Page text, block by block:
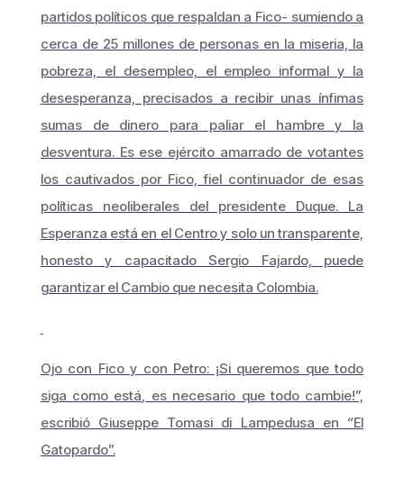
partidos políticos que respaldan a Fico- sumiendo a
cerca de 25 millones de personas en la miseria, la
pobreza, el desempleo, el empleo informal y la
desesperanza, precisados a recibir unas ínfimas
sumas de dinero para paliar el hambre y la
desventura. Es ese ejército amarrado de votantes
los cautivados por Fico, fiel continuador de esas
políticas neoliberales del presidente Duque. La
Esperanza está en el Centro y solo un transparente,
honesto y capacitado Sergio Fajardo, puede
garantizar el Cambio que necesita Colombia.
Ojo con Fico y con Petro: ¡Si queremos que todo
siga como está, es necesario que todo cambie!”,
escribió Giuseppe Tomasi di Lampedusa en “El
Gatopardo”.